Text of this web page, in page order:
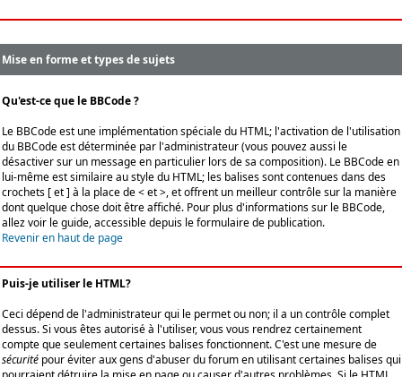
Mise en forme et types de sujets
Qu'est-ce que le BBCode ?
Le BBCode est une implémentation spéciale du HTML; l'activation de l'utilisation
du BBCode est déterminée par l'administrateur (vous pouvez aussi le
désactiver sur un message en particulier lors de sa composition). Le BBCode en
lui-même est similaire au style du HTML; les balises sont contenues dans des
crochets [ et ] à la place de < et >, et offrent un meilleur contrôle sur la manière
dont quelque chose doit être affiché. Pour plus d'informations sur le BBCode,
allez voir le guide, accessible depuis le formulaire de publication.
Revenir en haut de page
Puis-je utiliser le HTML?
Ceci dépend de l'administrateur qui le permet ou non; il a un contrôle complet
dessus. Si vous êtes autorisé à l'utiliser, vous vous rendrez certainement
compte que seulement certaines balises fonctionnent. C'est une mesure de
sécurité pour éviter aux gens d'abuser du forum en utilisant certaines balises qui